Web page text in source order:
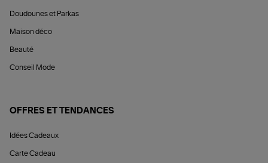
Doudounes et Parkas
Maison déco
Beauté
Conseil Mode
OFFRES ET TENDANCES
Idées Cadeaux
Carte Cadeau